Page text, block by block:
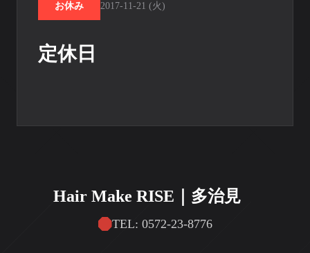
お休み 2017-11-21 (火)
定休日
Hair Make RISE｜多治見
TEL: 0572-23-8776